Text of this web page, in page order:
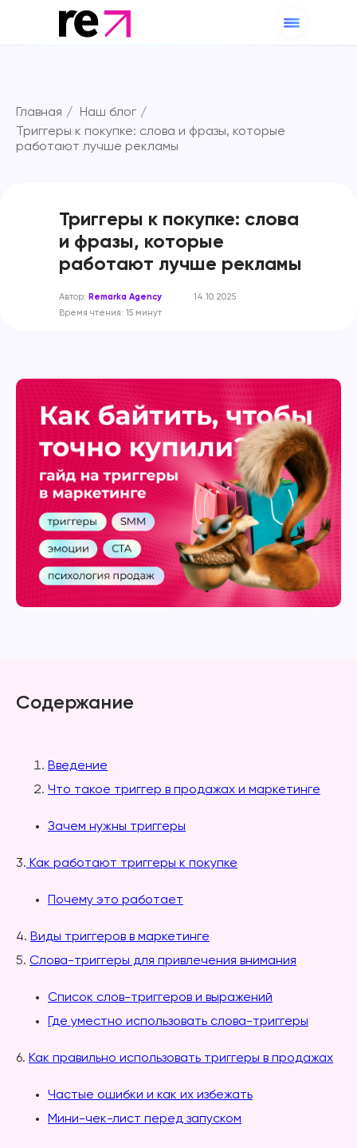
Главная / Наш блог /
Триггеры к покупке: слова и фразы, которые
работают лучше рекламы
Триггеры к покупке: слова
и фразы, которые
работают лучше рекламы
Автор: Remarka Agency
14.10.2025
Время чтения: 15 минут
Содержание
Введение
Что такое триггер в продажах и маркетинге
Зачем нужны триггеры
3. Как работают триггеры к покупке
Почему это работает
4. Виды триггеров в маркетинге
5. Слова-триггеры для привлечения внимания
Список слов-триггеров и выражений
Где уместно использовать слова-триггеры
6. Как правильно использовать триггеры в продажах
Частые ошибки и как их избежать
Мини-чек-лист перед запуском